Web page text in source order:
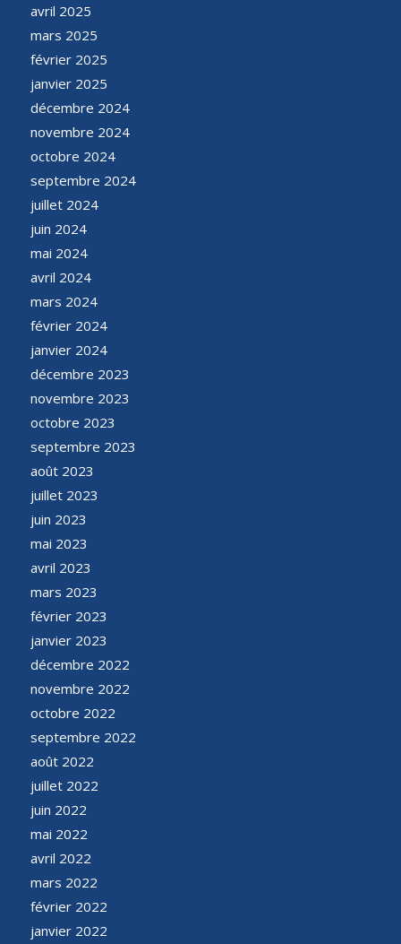
avril 2025
mars 2025
février 2025
janvier 2025
décembre 2024
novembre 2024
octobre 2024
septembre 2024
juillet 2024
juin 2024
mai 2024
avril 2024
mars 2024
février 2024
janvier 2024
décembre 2023
novembre 2023
octobre 2023
septembre 2023
août 2023
juillet 2023
juin 2023
mai 2023
avril 2023
mars 2023
février 2023
janvier 2023
décembre 2022
novembre 2022
octobre 2022
septembre 2022
août 2022
juillet 2022
juin 2022
mai 2022
avril 2022
mars 2022
février 2022
janvier 2022